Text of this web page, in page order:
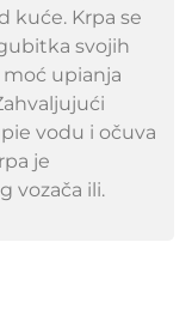
kuće. Krpa se
svojih
moć upianja
vodu i očuva
je
vozača ili.